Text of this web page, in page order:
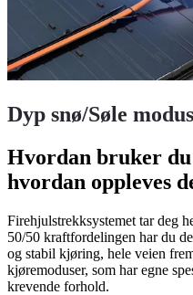
Dyp snø/Søle modus
Hvordan bruker
hvordan oppleves
Firehjulstrekksystemet tar deg
50/50 kraftfordelingen har du
og stabil kjøring, hele veien
kjøremoduser, som har egne
krevende forhold.